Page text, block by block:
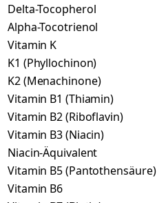
Delta-Tocopherol
Alpha-Tocotrienol
Vitamin K
K1 (Phyllochinon)
K2 (Menachinone)
Vitamin B1 (Thiamin)
Vitamin B2 (Riboflavin)
Vitamin B3 (Niacin)
Niacin-Äquivalent
Vitamin B5 (Pantothensäure)
Vitamin B6